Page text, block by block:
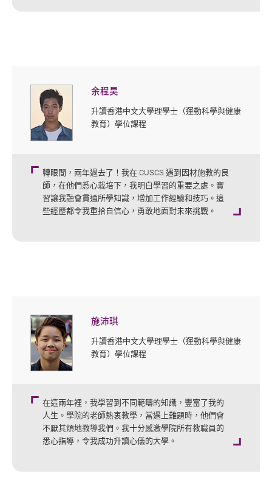
余程昊
升讀香港中文大學理學士（運動科學與健康
教育）學位課程
轉眼間，兩年過去了！我在 CUSCS 遇到因材施教的良
師，在他們悉心栽培下，我明白學習的重要之處。實
習讓我融會貫通所學知識，增加工作經驗和技巧。這
些經歷都令我重拾自信心，勇敢地面對未來挑戰。
施沛琪
升讀香港中文大學理學士（運動科學與健康
教育）學位課程
在這兩年裡，我學習到不同範疇的知識，豐富了我的
人生。學院的老師熱衷教學，當遇上難題時，他們會
不厭其煩地教導我們。我十分感激學院所有教職員的
悉心指導，令我成功升讀心儀的大學。